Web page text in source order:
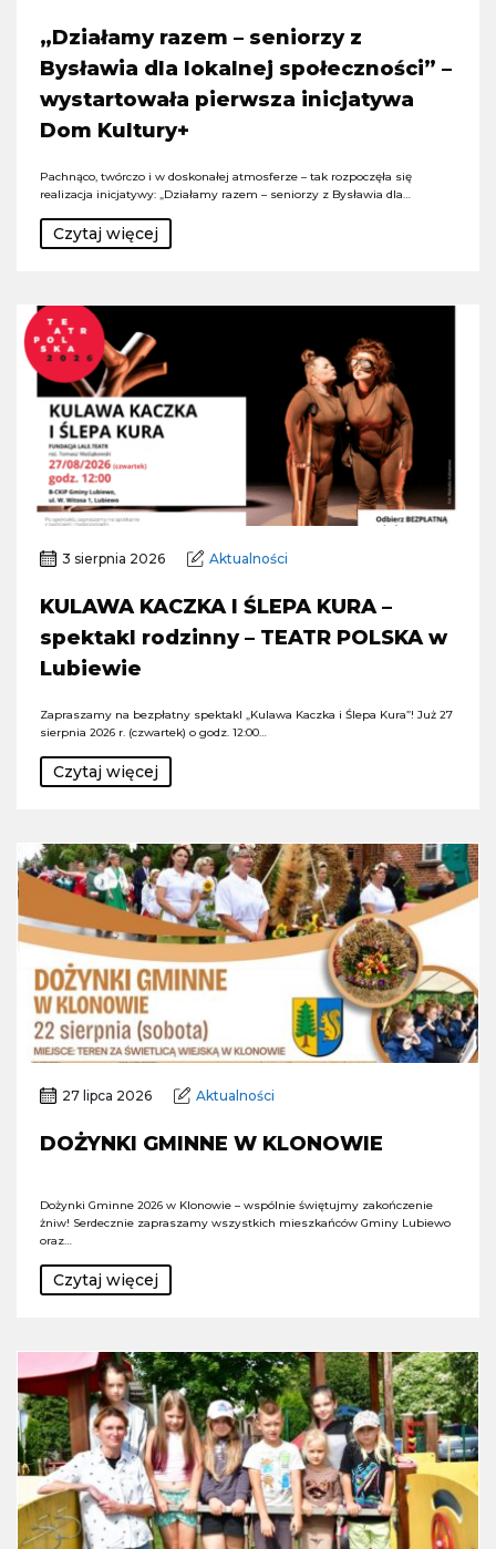
„Działamy razem – seniorzy z
Bysławia dla lokalnej społeczności” –
wystartowała pierwsza inicjatywa
Dom Kultury+
Pachnąco, twórczo i w doskonałej atmosferze – tak rozpoczęła się
realizacja inicjatywy: „Działamy razem – seniorzy z Bysławia dla…
Czytaj więcej
3 sierpnia 2026 Aktualności
KULAWA KACZKA I ŚLEPA KURA –
spektakl rodzinny – TEATR POLSKA w
Lubiewie
Zapraszamy na bezpłatny spektakl „Kulawa Kaczka i Ślepa Kura”! Już 27
sierpnia 2026 r. (czwartek) o godz. 12:00…
Czytaj więcej
27 lipca 2026 Aktualności
DOŻYNKI GMINNE W KLONOWIE
Dożynki Gminne 2026 w Klonowie – wspólnie świętujmy zakończenie
żniw! Serdecznie zapraszamy wszystkich mieszkańców Gminy Lubiewo
oraz…
Czytaj więcej